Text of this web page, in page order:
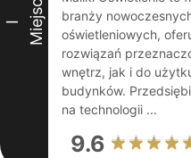
I Miejsce
branży
oświetleniowych,
rozwiązań
wnętrz, jak i do
budynków.
na technologii ...
9.6